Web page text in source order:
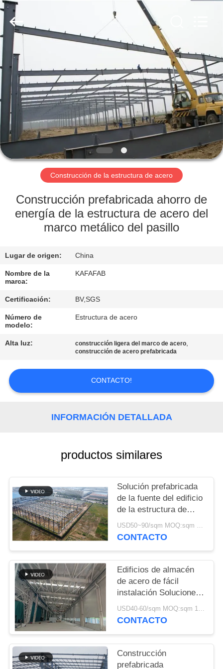
EN
CASA.
PRODUCTOS
VÍDEOS
ESPECTÁCULO
RV
SOBRE
RECORRIDO
FÁBRICA
DE
CALIDAD
CONTACTA
NOSOTROS
NOTICIAS
CASOS
MAPA
DEL
SITIO
POLÍTICA
DE
PRIVACIDAD
2026
Qingdao
KaFa
Fabrication
Co.,
Ltd..
All
Rights
Reserved.
Construcción de la estructura de acero
Construcción prefabricada ahorro de
energía de la estructura de acero del
marco metálico del pasillo
Lugar de origen: China
Nombre de la
marca:
KAFAFAB
Certificación: BV,SGS
Número de
modelo:
Estructura de acero
Alta luz: construcción ligera del marco de acero,
construcción de acero prefabricada
CONTACTO!
INFORMACIÓN DETALLADA
productos similares
Solución prefabricada
de la fuente del edificio
de la estructura de
acero para la industria USD50~90/sqm MOQ:sqm 1000
CONTACTO
Edificios de almacén
de acero de fácil
instalación Soluciones
de almacenamiento
respetuosas con el
USD40-60/sqm MOQ:sqm 1000
CONTACTO
Construcción
prefabricada